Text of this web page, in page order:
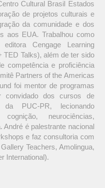
Cultural Brasil Estados
de projetos culturais e
da comunidade e dos
aos EUA. Trabalhou como
Cengage Learning
TED Talks), além de ter sido
competência e proficiência
Partners of the Americas
foi mentor de programas
convidado dos cursos de
PUC-PR, lecionando
neurociências,
André é palestrante nacional
e faz consultoria com
Teachers, Amolingua,
International).